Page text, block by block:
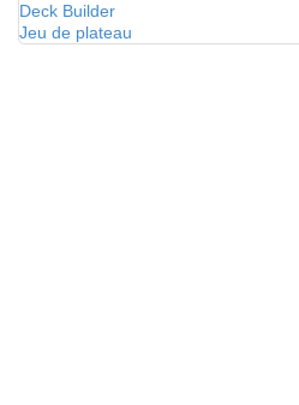
Deck Builder
Jeu de plateau